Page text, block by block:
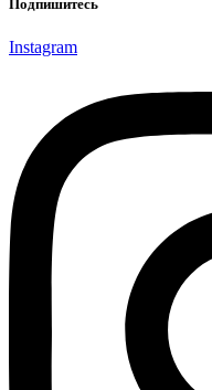
Подпишитесь
Instagram